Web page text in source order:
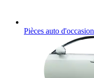
Pièces auto d'occasion